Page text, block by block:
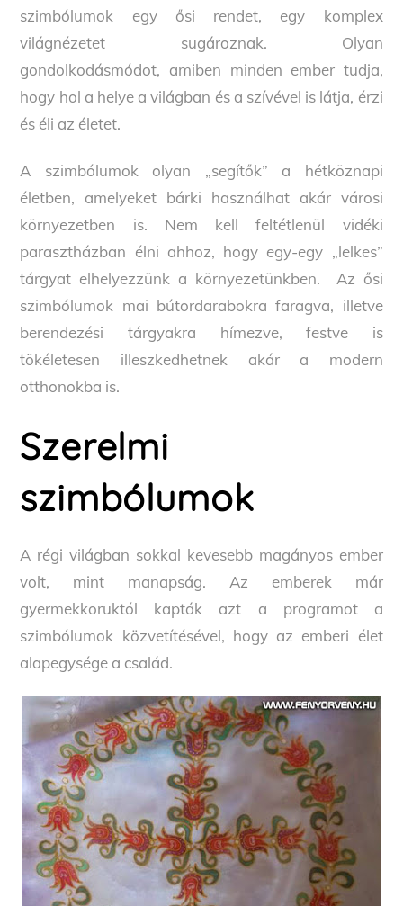
szimbólumok egy ősi rendet, egy komplex
világnézetet sugároznak. Olyan
gondolkodásmódot, amiben minden ember tudja,
hogy hol a helye a világban és a szívével is látja, érzi
és éli az életet.
A szimbólumok olyan „segítők” a hétköznapi
életben, amelyeket bárki használhat akár városi
környezetben is. Nem kell feltétlenül vidéki
parasztházban élni ahhoz, hogy egy-egy „lelkes”
tárgyat elhelyezzünk a környezetünkben. Az ősi
szimbólumok mai bútordarabokra faragva, illetve
berendezési tárgyakra hímezve, festve is
tökéletesen illeszkedhetnek akár a modern
otthonokba is.
Szerelmi
szimbólumok
A régi világban sokkal kevesebb magányos ember
volt, mint manapság. Az emberek már
gyermekkoruktól kapták azt a programot a
szimbólumok közvetítésével, hogy az emberi élet
alapegysége a család.